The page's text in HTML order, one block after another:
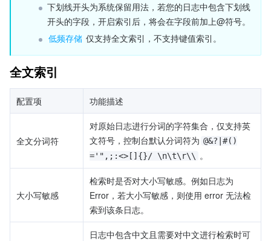
下划线开头为系统保留用法，若您的日志中包含下划线
开头的字段，开启索引后，将会在字段前加上@符号。
低频存储 仅支持全文索引，不支持键值索引。
全文索引
配置项 功能描述
全文分词符
对原始日志进行分词的字符集合，仅支持英
文符号，控制台默认分词符为 @&?|#()
='",;:<>[]{}/ \n\t\r\\ 。
大小写敏感
检索时是否对大小写敏感。例如日志为
Error，若大小写敏感，则使用 error 无法检
索到该条日志。
日志中包含中文且需要对中文进行检索时可